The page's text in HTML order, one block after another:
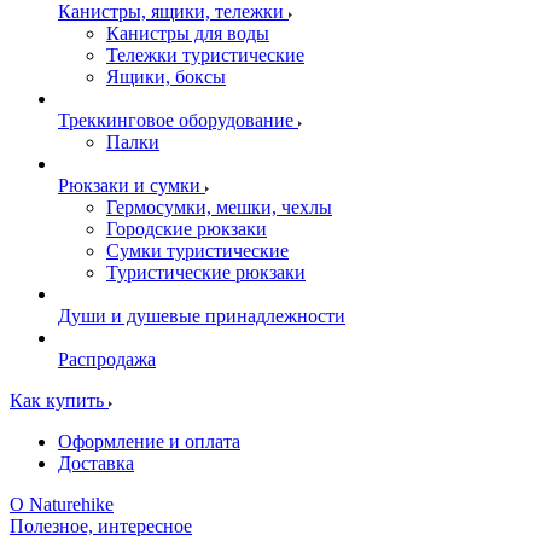
Канистры, ящики, тележки
Канистры для воды
Тележки туристические
Ящики, боксы
Треккинговое оборудование
Палки
Рюкзаки и сумки
Гермосумки, мешки, чехлы
Городские рюкзаки
Сумки туристические
Туристические рюкзаки
Души и душевые принадлежности
Распродажа
Как купить
Оформление и оплата
Доставка
О Naturehike
Полезное, интересное